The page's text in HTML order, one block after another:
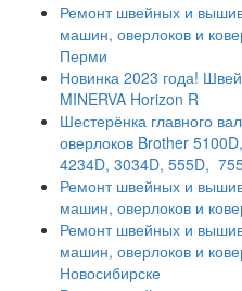
Ремонт швейных и
машин, оверлоков и
Перми
Новинка 2023 года!
MINERVA Horizon R
Шестерёнка главного
оверлоков Brother
4234D, 3034D, 555D,
Ремонт швейных и
машин, оверлоков и
Ремонт швейных и
машин, оверлоков и
Новосибирске